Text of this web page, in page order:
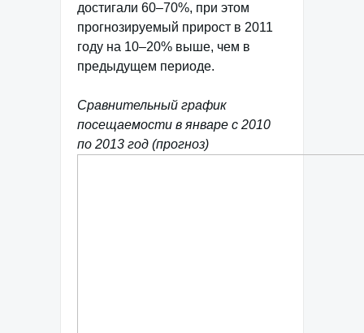
достигали 60–70%, при этом
прогнозируемый прирост в 2011
году на 10–20% выше, чем в
предыдущем периоде.
Сравнительный график
посещаемости в январе с 2010
по 2013 год (прогноз)